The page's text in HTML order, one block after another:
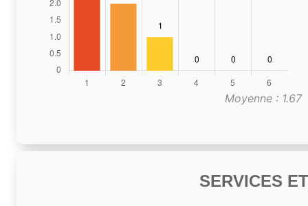
Moyenne : 1.67
SERVICES